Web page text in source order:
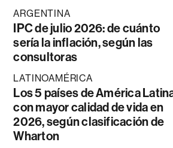
ARGENTINA
IPC de julio 2026: de cuánto
sería la inflación, según las
consultoras
LATINOAMÉRICA
Los 5 países de América
con mayor calidad de vida en
2026, según clasificación de
Wharton